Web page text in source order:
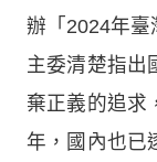
辦「2024年臺
主委清楚指出
棄正義的追求
年，國內也已